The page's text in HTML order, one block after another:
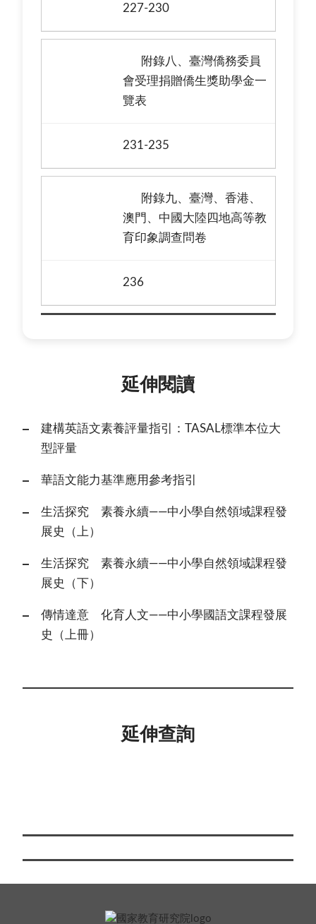
227-230
附錄八、臺灣僑務委員
會受理捐贈僑生獎助學金一
覽表
231-235
附錄九、臺灣、香港、
澳門、中國大陸四地高等教
育印象調查問卷
236
延伸閱讀
建構英語文素養評量指引：TASAL標準本位大
型評量
華語文能力基準應用參考指引
生活探究 素養永續——中小學自然領域課程發
展史（上）
生活探究 素養永續——中小學自然領域課程發
展史（下）
傳情達意 化育人文——中小學國語文課程發展
史（上冊）
延伸查詢